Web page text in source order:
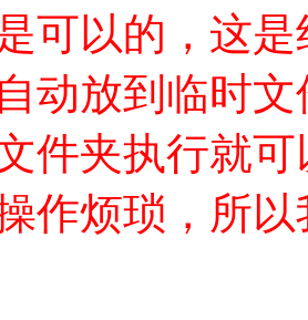
可以的，这
动放到临时
件夹执行就
作烦琐，所